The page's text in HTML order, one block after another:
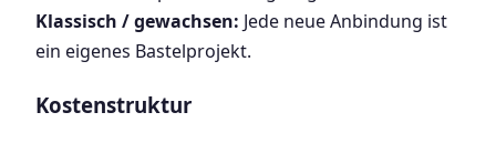
Klassisch / gewachsen: Jede neue Anbindung ist
ein eigenes Bastelprojekt.
Kostenstruktur